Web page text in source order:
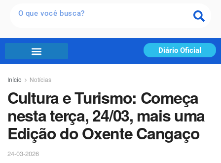
Diário Oficial
Início Notícias
Cultura e Turismo: Começa
nesta terça, 24/03, mais uma
Edição do Oxente Cangaço
24-03-2026